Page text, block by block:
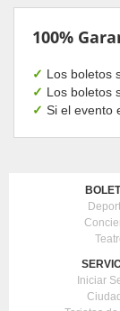
100%
✓ Los boletos
✓ Los boletos
✓ Si el evento
Iniciar